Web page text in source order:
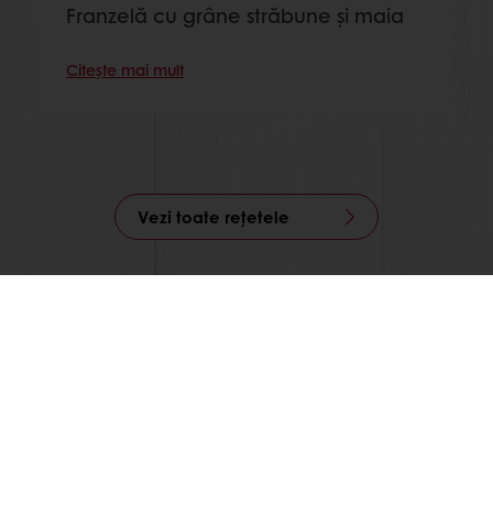
Franzelă cu grâne străbune și maia
Citește mai mult
Vezi toate rețetele